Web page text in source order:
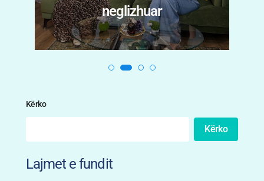
neglizhuar
Kërko
Kërko
Lajmet e fundit